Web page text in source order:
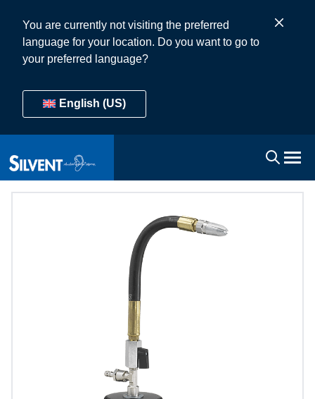
You are currently not visiting the preferred
language for your location. Do you want to go to
your preferred language?
English (US)